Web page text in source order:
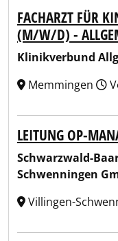
FACHARZT FÜR
(M/W/D) -
Klinikverbund
Memmingen
LEITUNG OP-
Schwarzwald-
Schwenningen
Villingen-